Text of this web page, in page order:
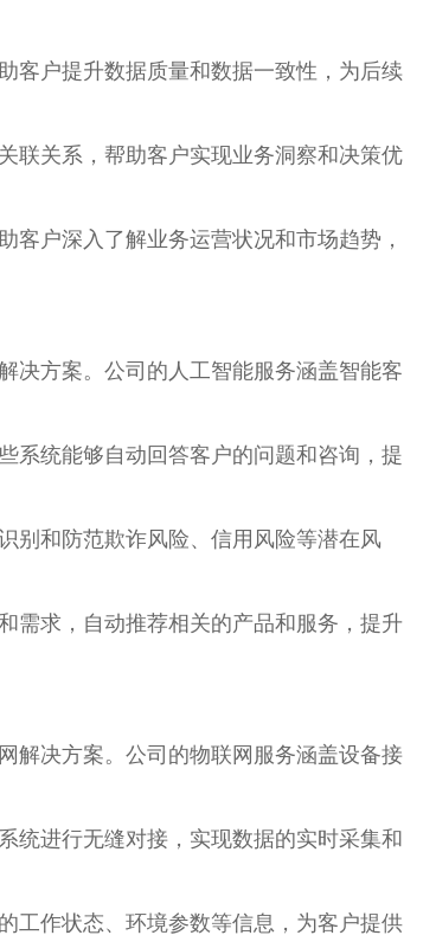
客户提升数据质量和数据一致性，为后续
联关系，帮助客户实现业务洞察和决策优
户深入了解业务运营状况和市场趋势，
决方案。公司的人工智能服务涵盖智能客
系统能够自动回答客户的问题和咨询，提
别和防范欺诈风险、信用风险等潜在风
需求，自动推荐相关的产品和服务，提升
解决方案。公司的物联网服务涵盖设备接
统进行无缝对接，实现数据的实时采集和
工作状态、环境参数等信息，为客户提供